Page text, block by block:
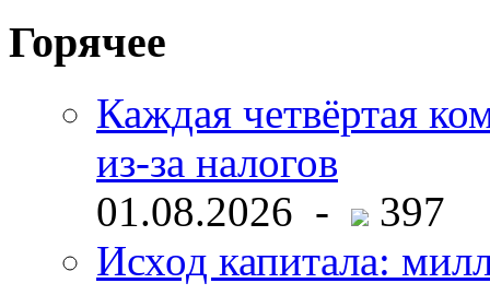
Горячее
Каждая четвёртая
из-за налогов
01.08.2026 -
397
Исход капитала: